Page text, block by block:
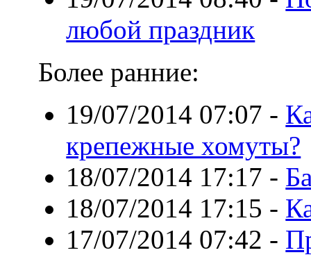
любой праздник
Более ранние:
19/07/2014 07:07 -
крепежные хомуты?
18/07/2014 17:17 -
18/07/2014 17:15 -
17/07/2014 07:42 -